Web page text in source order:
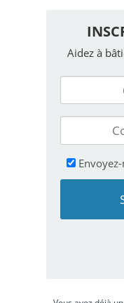
Aidez à